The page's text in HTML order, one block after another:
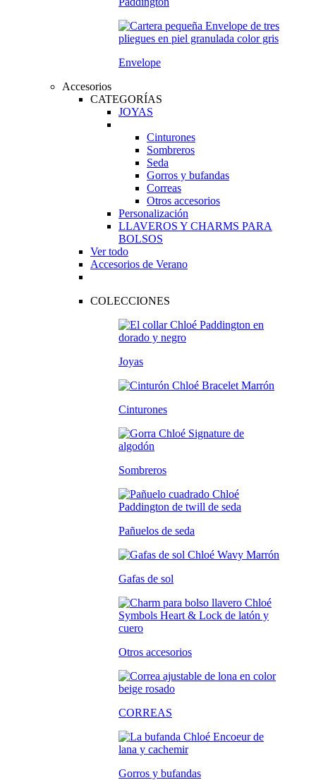
Envelope
Accesorios
CATEGORÍAS
JOYAS
Cinturones
Sombreros
Seda
Gorros y bufandas
Correas
Otros accesorios
Personalización
LLAVEROS Y CHARMS PARA
BOLSOS
Ver todo
Accesorios de Verano
COLECCIONES
Joyas
Cinturones
Sombreros
Pañuelos de seda
Gafas de sol
Otros accesorios
CORREAS
Gorros y bufandas